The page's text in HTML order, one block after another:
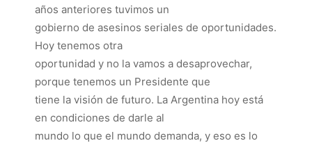
años anteriores tuvimos un
gobierno de asesinos seriales de oportunidades.
Hoy tenemos otra
oportunidad y no la vamos a desaprovechar,
porque tenemos un Presidente que
tiene la visión de futuro. La Argentina hoy está
en condiciones de darle al
mundo lo que el mundo demanda, y eso es lo